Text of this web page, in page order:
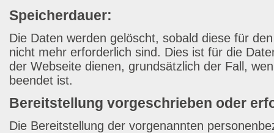
Speicherdauer:
Die Daten werden gelöscht, sobald diese für
nicht mehr erforderlich sind. Dies ist für die
der Webseite dienen, grundsätzlich der Fall,
beendet ist.
Bereitstellung vorgeschrieben oder
Die Bereitstellung der vorgenannten